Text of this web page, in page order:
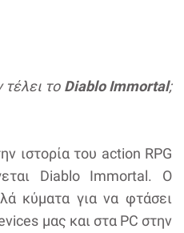
τέλει το Diablo Immortal;
ιστορία του action RPG
Diablo Immortal. Ο
κύματα για να φτάσει
μας και στα PC στην